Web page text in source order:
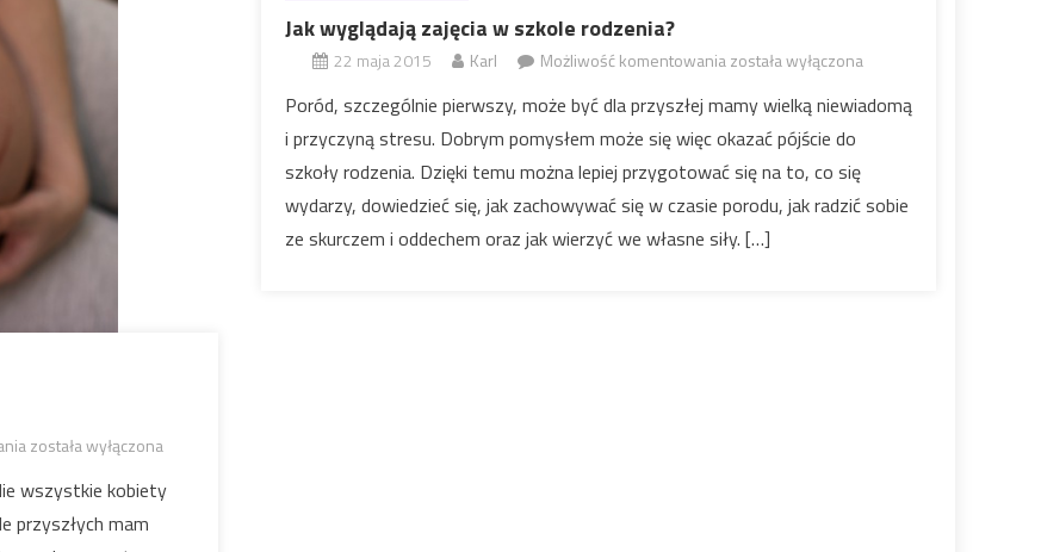
Szkoła rodzenia – czy
została wyłączona
wszystkie kobiety
przyszłych mam
Jak wyglądają zajęcia w szkole rodzenia?
22 maja 2015 Karl Możliwość komentowania
Jak wyglądają zajęcia w
została wyłączona
Poród, szczególnie pierwszy, może być dla przyszłej mamy wielką niewiadomą
i przyczyną stresu. Dobrym pomysłem może się więc okazać pójście do
szkoły rodzenia. Dzięki temu można lepiej przygotować się na to, co się
wydarzy, dowiedzieć się, jak zachowywać się w czasie porodu, jak radzić sobie
ze skurczem i oddechem oraz jak wierzyć we własne siły. […]